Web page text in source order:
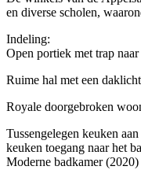
en diverse scholen,
Indeling:
Open portiek met trap
Ruime hal met een
Royale doorgebroken
Tussengelegen keuken
keuken toegang naar het
Moderne badkamer